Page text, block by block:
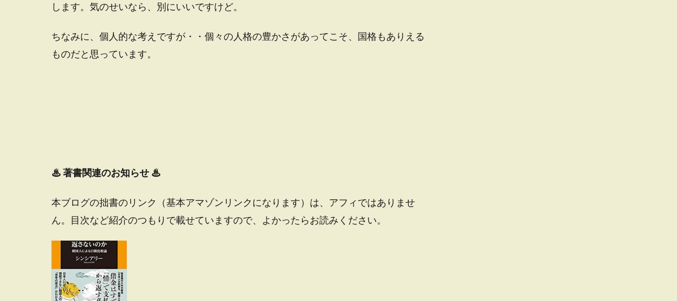
します。気のせいなら、別にいいですけど。
ちなみに、個人的な考えですが・・個々の人格の豊かさがあってこそ、国格もありえる
ものだと思っています。
♨著書関連のお知らせ ♨
本ブログの拙書のリンク（基本アマゾンリンクになります）は、アフィではありませ
ん。目次など紹介のつもりで載せていますので、よかったらお読みください。